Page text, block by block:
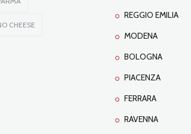
CHEESE
REGGIO EMILIA
MODENA
BOLOGNA
PIACENZA
FERRARA
RAVENNA